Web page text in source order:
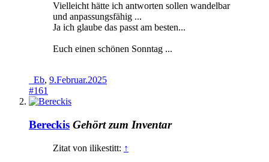
Vielleicht hätte ich antworten sollen wandelbar
und anpassungsfähig ...
Ja ich glaube das passt am besten...
Euch einen schönen Sonntag ...
_Eb, 9.Februar.2025
#161
Bereckis Gehört zum Inventar
Zitat von ilikestitt: ↑